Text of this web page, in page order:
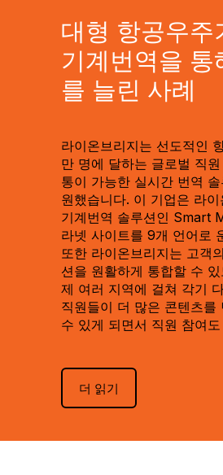
대형 항공우
기계번역을 통
를 늘린 사례
라이온브리지는 선도적인
만 명에 달하는 글로벌 직
통이 가능한 실시간 번역
원했습니다. 이 기업은 라
기계번역 솔루션인 Smart
라넷 사이트를 9개 언어로
또한 라이온브리지는 고객
션을 원활하게 통합할 수
제 여러 지역에 걸쳐 각기
직원들이 더 많은 콘텐츠를
수 있게 되면서 직원 참여
더 읽기